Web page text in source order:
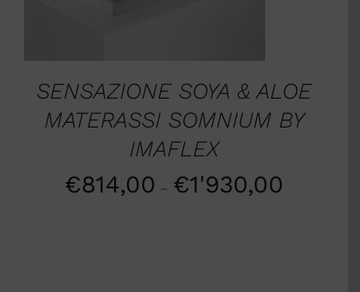
SENSAZIONE SOYA & ALOE
MATERASSI SOMNIUM BY
IMAFLEX
€814,00 – €1'930,00